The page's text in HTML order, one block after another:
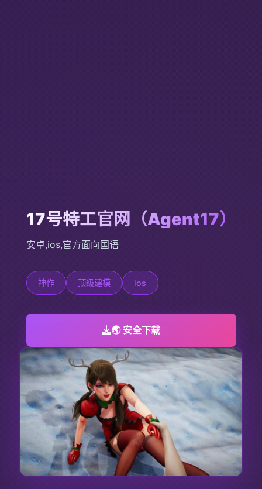
17号特工官网（Agent17）
安卓,ios,官方面向国语
神作 顶级建模 ios
🌏 安全下载